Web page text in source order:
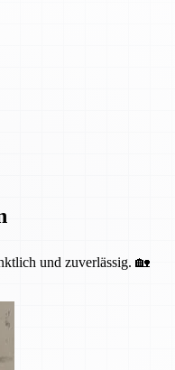
und zuverlässig. 🏡